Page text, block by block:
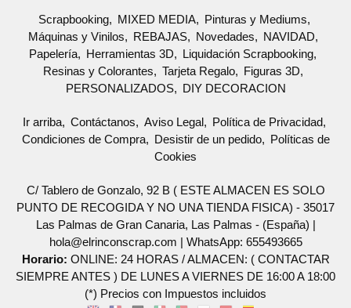
Scrapbooking MIXED MEDIA
Pinturas y Mediums
Máquinas y Vinilos
REBAJAS Novedades
NAVIDAD
Papelería
Herramientas 3D
Liquidación Scrapbooking
Resinas y Colorantes
Tarjeta Regalo
Figuras 3D
PERSONALIZADOS
DIY DECORACION
Ir arriba Contáctanos Aviso Legal
Política de Privacidad
Condiciones de Compra
Desistir de un pedido
Políticas de
Cookies
C/ Tablero de Gonzalo, 92 B ( ESTE ALMACEN ES SOLO
PUNTO DE RECOGIDA Y NO UNA TIENDA FISICA) - 35017
Las Palmas de Gran Canaria, Las Palmas - (España) |
hola@elrinconscrap.com | WhatsApp: 655493665
Horario: ONLINE: 24 HORAS / ALMACEN: ( CONTACTAR
SIEMPRE ANTES ) DE LUNES A VIERNES DE 16:00 A 18:00
(*) Precios con Impuestos incluidos